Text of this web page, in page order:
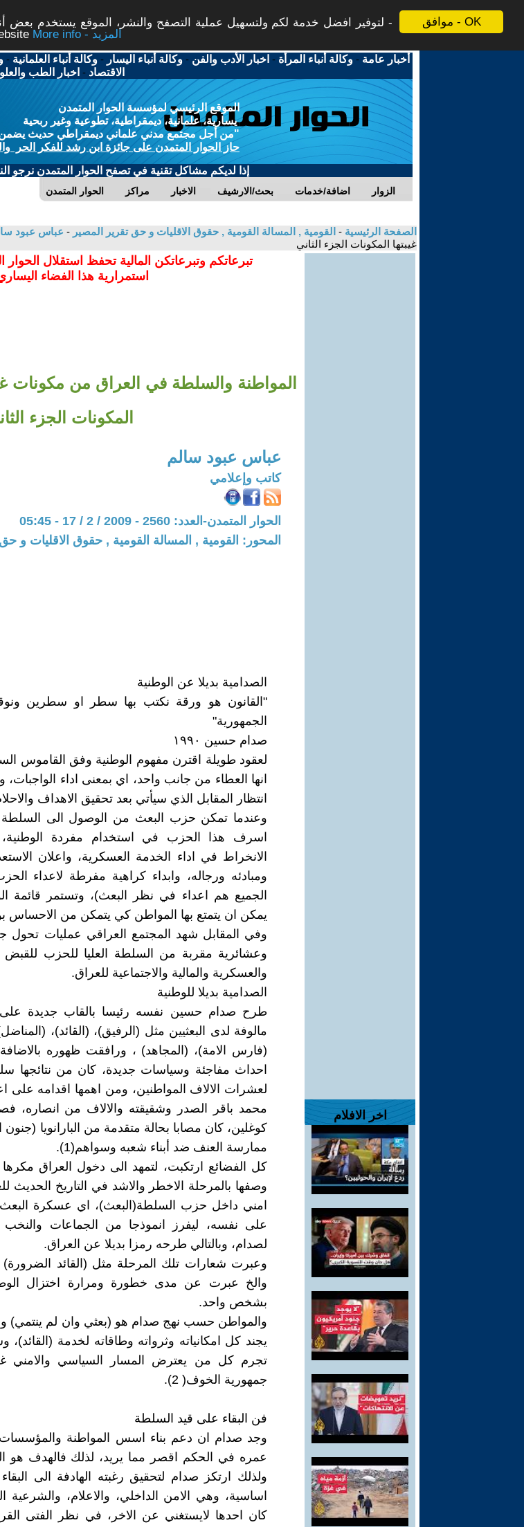
موافق - OK
لتوفير افضل خدمة لكم ولتسهيل عملية التصفح والنشر، الموقع يستخدم بعض
More info - المزيد
أخبار عامة -وكالة أنباء المرأة - اخبار الأدب والفن -وكالة أنباء اليسار -وكالة أنباء العلمانية -
الاقتصاد - اخبار الطب
الموقع الرئيسي لمؤسسة الحوار المتمدن
يسارية، علمانية، ديمقراطية، تطوعية وغير ربحية
"من أجل مجتمع مدني علماني ديمقراطي حديث يضمن
حاز الحوار المتمدن على جائزة ابن رشد للفكر الحر
إذا لديكم مشاكل تقنية في تصفح الحوار المتمدن نرجو
الحوار المتمدن مراكز الاخبار بحث/الارشيف اضافة/خدمات الزوار
الصفحة الرئيسية - القومية , المسالة القومية , حقوق الاقليات و حق تقرير المصير - عباس عبود
غيبتها المكونات الجزء الثاني
اخر الافلام
تبرعاتكم وتبرعاتكن المالية تحفظ استقلال
استمرارية هذا الفضاء
المواطنة والسلطة في العراق من مكونات
المكونات الجزء
عباس عبود سالم
كاتب وإعلامي
الحوار المتمدن-العدد: 2560 - 2009 / 2 / 17 - 05:45
المحور: القومية , المسالة القومية , حقوق الاقليات و
الصدامية بديلا عن الوطنية
"القانون هو ورقة نكتب بها سطر او سطرين
الجمهورية"
صدام حسين ١٩٩٠
لعقود طويلة اقترن مفهوم الوطنية وفق القاموس
انها العطاء من جانب واحد، اي بمعنى اداء
انتظار المقابل الذي سيأتي بعد تحقيق الاهداف
اسرف هذا الحزب في استخدام مفردة
الانخراط في اداء الخدمة العسكرية، واعلان
ومبادئه ورجاله، وابداء كراهية مفرطة لاعداء
الجميع هم اعداء في نظر البعث)، وتستمر قائمة
يمكن ان يتمتع بها المواطن كي يتمكن من الاحساس
وفي المقابل شهد المجتمع العراقي عمليات تحول
وعشائرية مقربة من السلطة العليا للحزب للقبض
والعسكرية والمالية والاجتماعية للعراق.
الصدامية بديلا للوطنية
طرح صدام حسين نفسه رئيسا بالقاب جديدة على
مالوفة لدى البعثيين مثل (الرفيق)، (القائد)،
(فارس الامة)، (المجاهد) ، ورافقت ظهوره
احداث مفاجئة وسياسات جديدة، كان من نتائجها
لعشرات الالاف المواطنين، ومن اهمها اقدامه على
محمد باقر الصدر وشقيقته والالاف من انصاره،
كوغلين، كان مصابا بحالة متقدمة من البارانويا
ممارسة العنف ضد أبناء شعبه وسواهم(1).
كل الفضائع ارتكبت، لتمهد الى دخول العراق
وصفها بالمرحلة الاخطر والاشد في التاريخ
امني داخل حزب السلطة(البعث)، اي عسكرة البعث
على نفسه، ليفرز انموذجا من الجماعات والنخب
لصدام، وبالتالي طرحه رمزا بديلا عن العراق.
وعبرت شعارات تلك المرحلة مثل (القائد
والخ عبرت عن مدى خطورة ومرارة اختزال
بشخص واحد.
والمواطن حسب نهج صدام هو (بعثي وان لم ينتمي)
يجند كل امكانياته وثرواته وطاقاته لخدمة (القائد)،
تجرم كل من يعترض المسار السياسي والامني
جمهورية الخوف( 2).
فن البقاء على قيد السلطة
وجد صدام ان دعم بناء اسس المواطنة
عمره في الحكم اقصر مما يريد، لذلك فالهدف هو
ولذلك ارتكز صدام لتحقيق رغبته الهادفة الى
اساسية، وهي الامن الداخلي، والاعلام، والشرعية
كان احدها لايستغني عن الاخر، في نظر الفتى